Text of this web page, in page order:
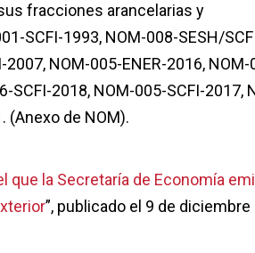
fracciones arancelarias y
SCFI-1993, NOM-008-SESH/
NOM-005-ENER-2016, NOM-
SCFI-2018, NOM-005-SCFI-2017,
(Anexo de NOM).
que la Secretaría de Economía
”, publicado el 9 de diciembre